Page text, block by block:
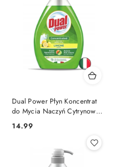
Dual Power Płyn Koncentrat
do Mycia Naczyń Cytrynowy
1l (Włochy)
Cena:
14.99